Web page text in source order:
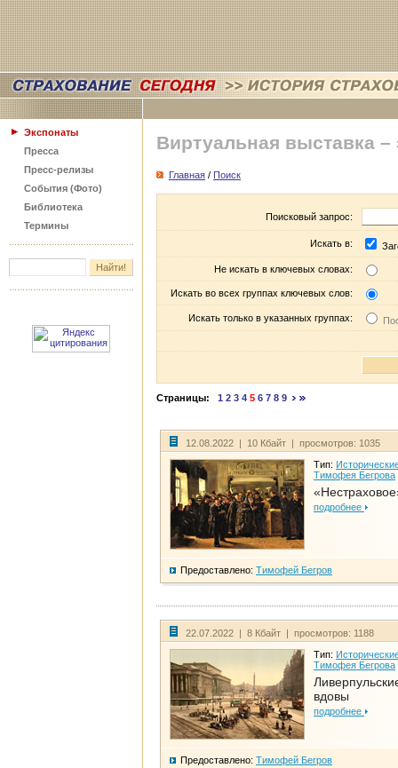
Экспонаты
Пресса
Пресс-релизы
События (Фото)
Библиотека
Термины
Виртуальная выставка –
Главная / Поиск
Поисковый запрос:
Искать в:
Не искать в ключевых словах:
Искать во всех группах ключевых слов:
Искать только в указанных группах:
Страницы: 1 2 3 4 5 6 7 8 9
12.08.2022 | 10 Кбайт | просмотров: 1035
Тип:
Тимофея Бегрова
подробнее
Предоставлено: Тимофей Бегров
22.07.2022 | 8 Кбайт | просмотров: 1188
Тип:
Тимофея Бегрова
вдовы
подробнее
Предоставлено: Тимофей Бегров